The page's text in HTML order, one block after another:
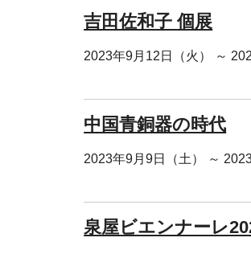
吉田佐和子 個展
2023年9月12日（火） ～
中国青銅器の時代
2023年9月9日（土） ～
泉屋ビエンナーレ